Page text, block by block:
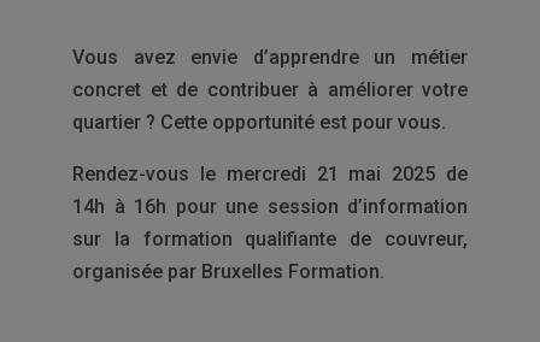
Vous avez envie d’apprendre un métier
concret et de contribuer à améliorer votre
quartier ? Cette opportunité est pour vous.
Rendez-vous le mercredi 21 mai 2025 de
14h à 16h pour une session d’information
sur la formation qualifiante de couvreur,
organisée par Bruxelles Formation.